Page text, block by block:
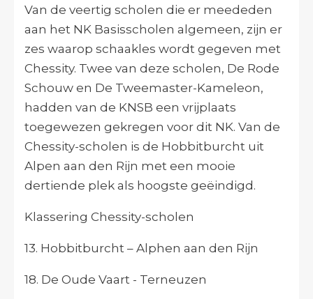
Van de veertig scholen die er meededen
aan het NK Basisscholen algemeen, zijn er
zes waarop schaakles wordt gegeven met
Chessity. Twee van deze scholen, De Rode
Schouw en De Tweemaster-Kameleon,
hadden van de KNSB een vrijplaats
toegewezen gekregen voor dit NK. Van de
Chessity-scholen is de Hobbitburcht uit
Alpen aan den Rijn met een mooie
dertiende plek als hoogste geëindigd.
Klassering Chessity-scholen
13. Hobbitburcht – Alphen aan den Rijn
18. De Oude Vaart - Terneuzen